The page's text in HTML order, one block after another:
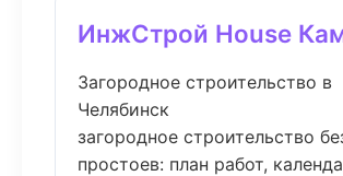
ИнжСтрой House
Загородное строительство в
Челябинск
загородное строительство
простоев: план работ,